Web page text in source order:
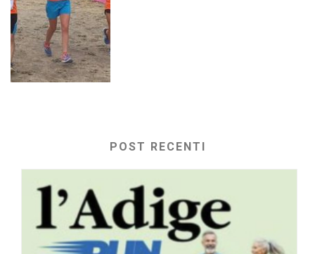
POST RECENTI